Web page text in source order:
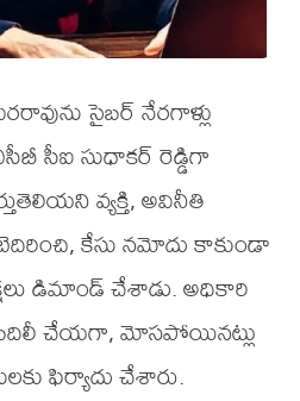
సైబర్ నేరగాళ్లు
సీఐ సుధాకర్ రెడ్డిగా
వ్యక్తి, అవినీతి
కేసు నమోదు కాకుండా
డిమాండ్ చేశాడు. అధికారి
చేయగా, మోసపోయినట్లు
ఫిర్యాదు చేశారు.